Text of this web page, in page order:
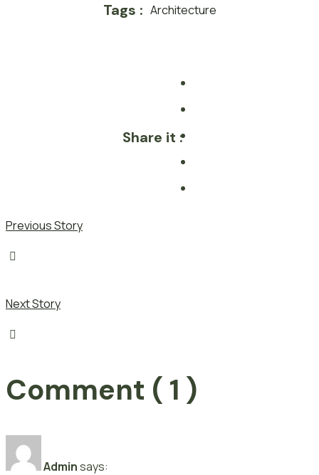
Tags : Architecture
Share it :
Previous Story
Next Story
Comment ( 1 )
Adminsays: